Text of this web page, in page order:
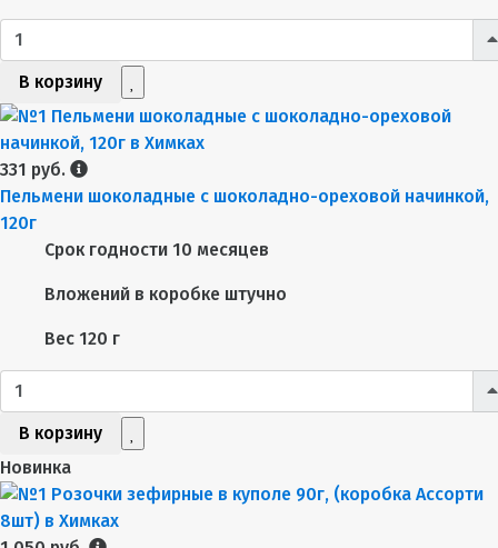
В корзину
331 руб.
Пельмени шоколадные с шоколадно-ореховой начинкой,
120г
Срок годности 10 месяцев
Вложений в коробке штучно
Вес 120 г
В корзину
Новинка